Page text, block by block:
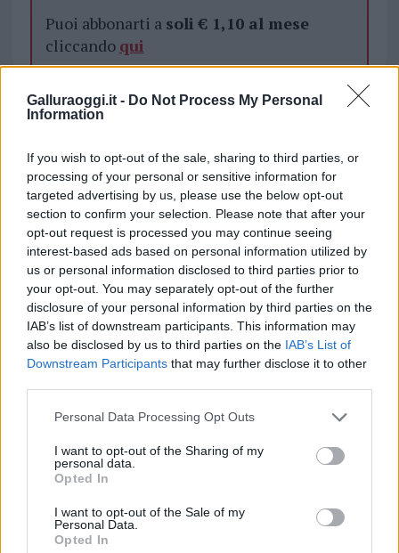
Galluraoggi.it - Do Not Process My Personal
Information
If you wish to opt-out of the sale, sharing to third parties, or
processing of your personal or sensitive information for
targeted advertising by us, please use the below opt-out
section to confirm your selection. Please note that after your
opt-out request is processed you may continue seeing
interest-based ads based on personal information utilized by
us or personal information disclosed to third parties prior to
your opt-out. You may separately opt-out of the further
disclosure of your personal information by third parties on the
IAB’s list of downstream participants. This information may
also be disclosed by us to third parties on the IAB’s List of
Downstream Participants that may further disclose it to other
Please note that this website/app uses one or more Google
not limited to your visit or usage behaviour. You may click to
grant or deny consent to Google and its third-party tags to
use your data for below specified purposes in below Google
consent section.
Personal Data Processing Opt Outs
I want to opt-out of the Sharing of my
personal data.
Opted In
I want to opt-out of the Sale of my
Personal Data.
Opted In
Puoi abbonarti a soli € 1,10 al mese
cliccando qui
Sei già abbonato?
sezioneLogindal menù del sito o
cliccandoqui
TEMI: Acqua Potabile Olbia
Cipnes
Notizie Olbia
Olbia Notizie
Settimo Nizzi
Sindaco Olbia
Sindaco Settimo Nizzi
Zona Industriale Olbia
Inviaci le tue segnalazioni,
i tuoi video e le tue foto
Su WhatsApp al numero +39
Notizie in tempo reale?